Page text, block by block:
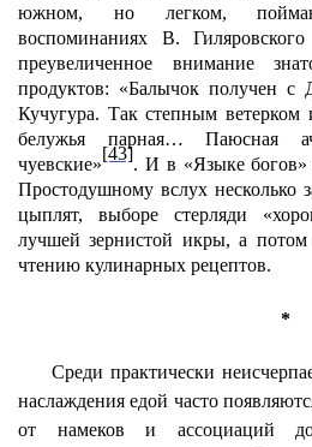
южном, но легком,
воспоминаниях В.
преувеличенное внимание
продуктов: «Балычок получен
Кучугура. Так степным
белужья парная… Паюсная
чуевские»
[43]
. И в «Языке богов»
Простодушному вслух несколько
цыплят, выборе стерляди
лучшей зернистой икры, а потом
чтению кулинарных рецептов.
*
Среди практически
наслаждения едой часто
от намеков и ассоциаций